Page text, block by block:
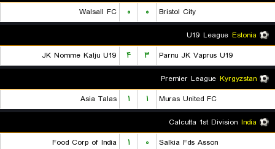
Bristol City
۰ ۰
Walsall FC
Estonia
U19 League
Parnu JK Vaprus U19
۳ ۴
JK Nomme Kalju U19
Kyrgyzstan
Premier League
Muras United FC
۱ ۱
Asia Talas
India
Calcutta 1st Division
Salkia Fds Asson
۰ ۱
Food Corp of India